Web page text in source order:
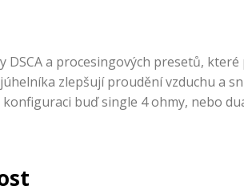
a procesingových presetů,
zlepšují proudění vzduchu a
buď single 4 ohmy, nebo